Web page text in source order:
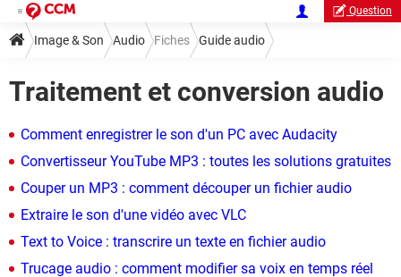
Question
Image & Son Audio Fiches Guide audio
Traitement et conversion audio
Comment enregistrer le son d'un PC avec Audacity
Convertisseur YouTube MP3 : toutes les solutions gratuites
Couper un MP3 : comment découper un fichier audio
Extraire le son d'une vidéo avec VLC
Text to Voice : transcrire un texte en fichier audio
Trucage audio : comment modifier sa voix en temps réel